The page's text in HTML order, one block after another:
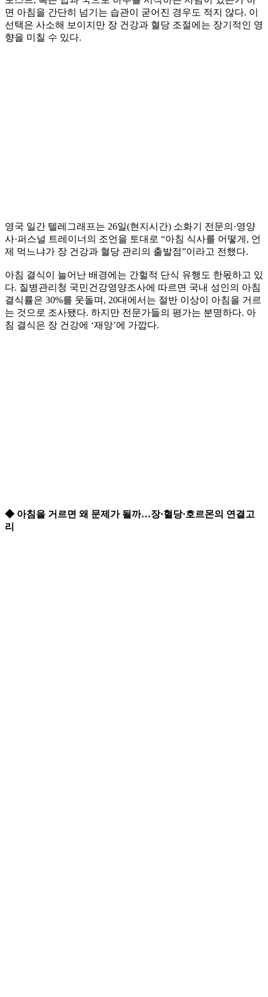
면 아침을 간단히 넘기는 습관이 굳어진 경우도 적지 않다. 이
선택은 사소해 보이지만 장 건강과 혈당 조절에는 장기적인 영
향을 미칠 수 있다.
영국 일간 텔레그래프는 26일(현지시간) 소화기 전문의·영양
사·퍼스널 트레이너의 조언을 토대로 “아침 식사를 어떻게, 언
제 먹느냐가 장 건강과 혈당 관리의 출발점”이라고 전했다.
아침 결식이 늘어난 배경에는 간헐적 단식 유행도 한몫하고 있
다. 질병관리청 국민건강영양조사에 따르면 국내 성인의 아침
결식률은 30%를 웃돌며, 20대에서는 절반 이상이 아침을 거르
는 것으로 조사됐다. 하지만 전문가들의 평가는 분명하다. 아
침 결식은 장 건강에 ‘재앙’에 가깝다.
◆ 아침을 거르면 왜 문제가 될까…장·혈당·호르몬의 연결고
리